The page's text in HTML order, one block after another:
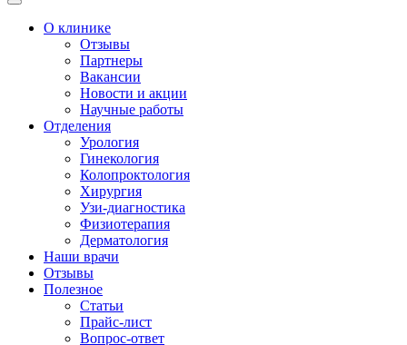
О клинике
Отзывы
Партнеры
Вакансии
Новости и акции
Научные работы
Отделения
Урология
Гинекология
Колопроктология
Хирургия
Узи-диагностика
Физиотерапия
Дерматология
Наши врачи
Отзывы
Полезное
Статьи
Прайс-лист
Вопрос-ответ